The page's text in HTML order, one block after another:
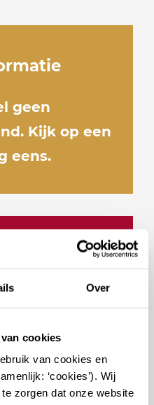
Over
cookies
van cookies en
‘cookies’). Wij
zorgen dat onze website
geen
Kijk op een
eens.
cursus?